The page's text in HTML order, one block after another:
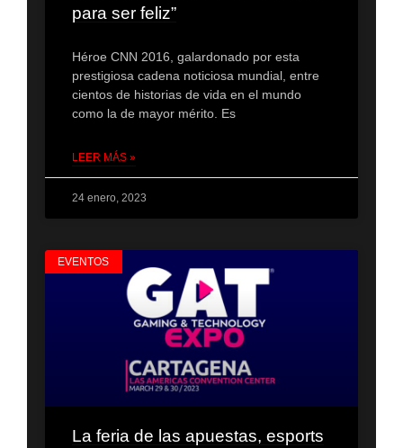
para ser feliz”
Héroe CNN 2016, galardonado por esta
prestigiosa cadena noticiosa mundial, entre
cientos de historias de vida en el mundo
como la de mayor mérito. Es
LEER MÁS »
24 enero, 2023
EVENTOS
La feria de las apuestas, esports